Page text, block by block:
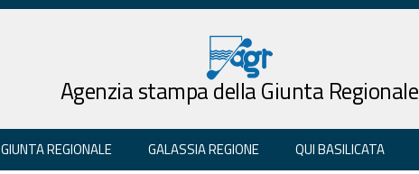
Agenzia stampa della Giunta Regionale
GIUNTA REGIONALE GALASSIA REGIONE QUI BASILICATA